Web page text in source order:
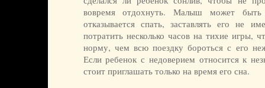
вовремя отдохнуть. Малыш может
отказывается спать, заставлять его не
потратить несколько часов на тихие игры,
норму, чем всю поездку бороться с его
Если ребенок с недоверием относится к
стоит приглашать только на время его сна.